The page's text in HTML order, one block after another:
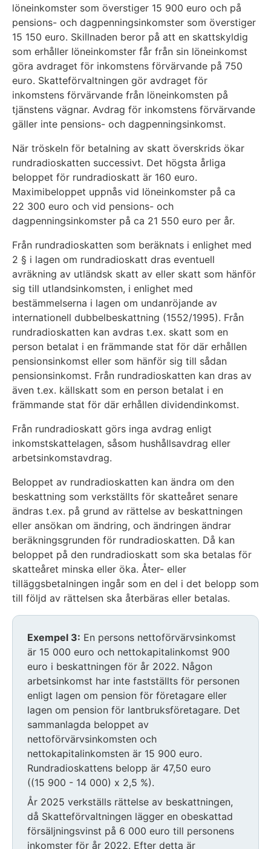
löneinkomster som överstiger 15 900 euro och på
pensions- och dagpenningsinkomster som överstiger
15 150 euro. Skillnaden beror på att en skattskyldig
som erhåller löneinkomster får från sin löneinkomst
göra avdraget för inkomstens förvärvande på 750
euro. Skatteförvaltningen gör avdraget för
inkomstens förvärvande från löneinkomsten på
tjänstens vägnar. Avdrag för inkomstens förvärvande
gäller inte pensions- och dagpenningsinkomst.
När tröskeln för betalning av skatt överskrids ökar
rundradioskatten successivt. Det högsta årliga
beloppet för rundradioskatt är 160 euro.
Maximibeloppet uppnås vid löneinkomster på ca
22 300 euro och vid pensions- och
dagpenningsinkomster på ca 21 550 euro per år.
Från rundradioskatten som beräknats i enlighet med
2 § i lagen om rundradioskatt dras eventuell
avräkning av utländsk skatt av eller skatt som hänför
sig till utlandsinkomsten, i enlighet med
bestämmelserna i lagen om undanröjande av
internationell dubbelbeskattning (1552/1995). Från
rundradioskatten kan avdras t.ex. skatt som en
person betalat i en främmande stat för där erhållen
pensionsinkomst eller som hänför sig till sådan
pensionsinkomst. Från rundradioskatten kan dras av
även t.ex. källskatt som en person betalat i en
främmande stat för där erhållen dividendinkomst.
Från rundradioskatt görs inga avdrag enligt
inkomstskattelagen, såsom hushållsavdrag eller
arbetsinkomstavdrag.
Beloppet av rundradioskatten kan ändra om den
beskattning som verkställts för skatteåret senare
ändras t.ex. på grund av rättelse av beskattningen
eller ansökan om ändring, och ändringen ändrar
beräkningsgrunden för rundradioskatten. Då kan
beloppet på den rundradioskatt som ska betalas för
skatteåret minska eller öka. Åter- eller
tilläggsbetalningen ingår som en del i det belopp som
till följd av rättelsen ska återbäras eller betalas.
Exempel 3: En persons nettoförvärvsinkomst
är 15 000 euro och nettokapitalinkomst 900
euro i beskattningen för år 2022. Någon
arbetsinkomst har inte fastställts för personen
enligt lagen om pension för företagare eller
lagen om pension för lantbruksföretagare. Det
sammanlagda beloppet av
nettoförvärvsinkomsten och
nettokapitalinkomsten är 15 900 euro.
Rundradioskattens belopp är 47,50 euro
((15 900 - 14 000) x 2,5 %).
År 2025 verkställs rättelse av beskattningen,
då Skatteförvaltningen lägger en obeskattad
försäljningsvinst på 6 000 euro till personens
inkomster för år 2022. Efter detta är